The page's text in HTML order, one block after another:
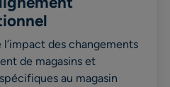
l’impact des changements
de magasins et
au magasin